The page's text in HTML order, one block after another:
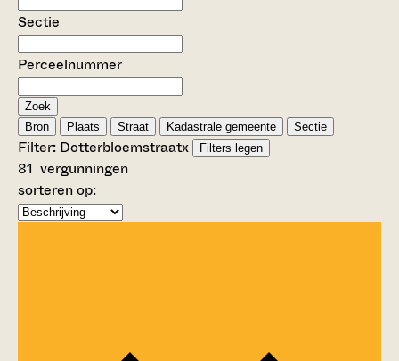
Sectie
Perceelnummer
Zoek
Bron
Plaats Straat Kadastrale gemeente Sectie
Filter: Dotterbloemstraatx Filters legen
81 vergunningen
sorteren op: